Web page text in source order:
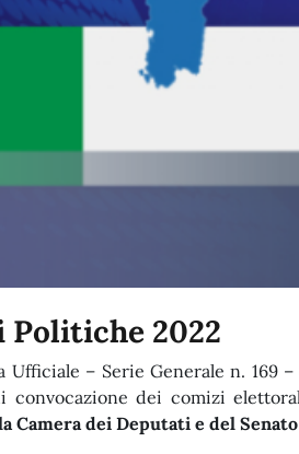
Politiche 2022
Ufficiale – Serie Generale n. 169
convocazione dei comizi
Camera dei Deputati e del